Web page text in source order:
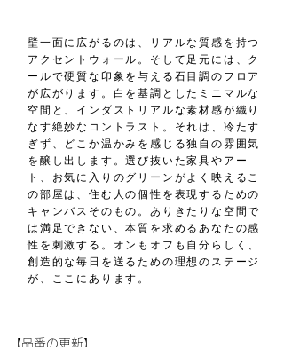
壁一面に広がるのは、リアルな質感を持つ
アクセントウォール。そして足元には、ク
ールで硬質な印象を与える石目調のフロア
が広がります。白を基調としたミニマルな
空間と、インダストリアルな素材感が織り
なす絶妙なコントラスト。それは、冷たす
ぎず、どこか温かみを感じる独自の雰囲気
を醸し出します。選び抜いた家具やアー
ト、お気に入りのグリーンがよく映えるこ
の部屋は、住む人の個性を表現するための
キャンバスそのもの。ありきたりな空間で
は満足できない、本質を求めるあなたの感
性を刺激する。オンもオフも自分らしく、
創造的な毎日を送るための理想のステージ
が、ここにあります。
​【品番の更新】